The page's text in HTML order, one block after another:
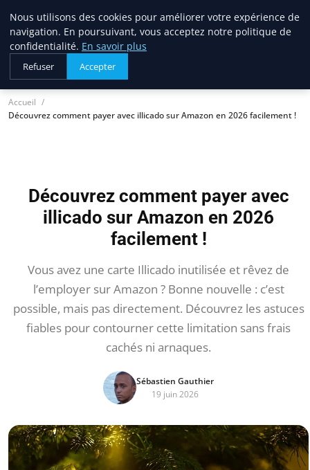
lostpages
BUSINESS INSIGHTS
Accueil
Découvrez comment payer avec illicado sur Amazon en 2026 facilement !
Découvrez comment payer avec
illicado sur Amazon en 2026
facilement !
Vous avez une carte Illicado inutilisée et rêvez de
l’employer sur Amazon ? Bonne nouvelle : c’est
possible, mais pas directement. Découvrez les astuces
fiables pour contourner cette limitation sans frais
cachés ni arnaques.
Sébastien Gauthier
19 juin 2026
Nous utilisons des cookies pour améliorer votre expérience de
navigation. En poursuivant, vous acceptez notre politique de
confidentialité. En savoir plus
Refuser Accepter